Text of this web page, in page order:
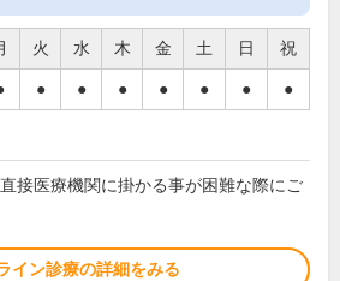
火 水 木 金 土 日 祝
● ● ● ● ● ● ●
接医療機関に掛かる事が困難な際にご
イン診療の詳細をみる